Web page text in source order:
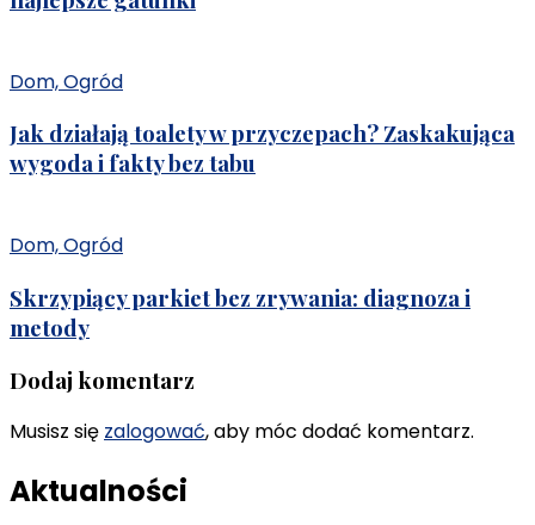
Dom, Ogród
Jak działają toalety w przyczepach? Zaskakująca
wygoda i fakty bez tabu
Dom, Ogród
Skrzypiący parkiet bez zrywania: diagnoza i
metody
Dodaj komentarz
Musisz się zalogować, aby móc dodać komentarz.
Aktualności